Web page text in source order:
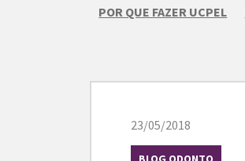
POR QUE FAZER UCPEL
23/05/2018